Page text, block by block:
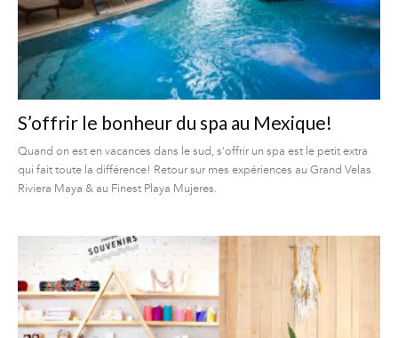
S’offrir le bonheur du spa au Mexique!
Quand on est en vacances dans le sud, s'offrir un spa est le petit extra
qui fait toute la différence! Retour sur mes expériences au Grand Velas
Riviera Maya & au Finest Playa Mujeres.